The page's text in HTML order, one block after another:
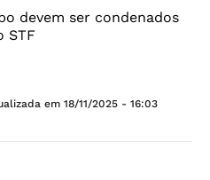
devem ser condenados
STF
em 18/11/2025 - 16:03